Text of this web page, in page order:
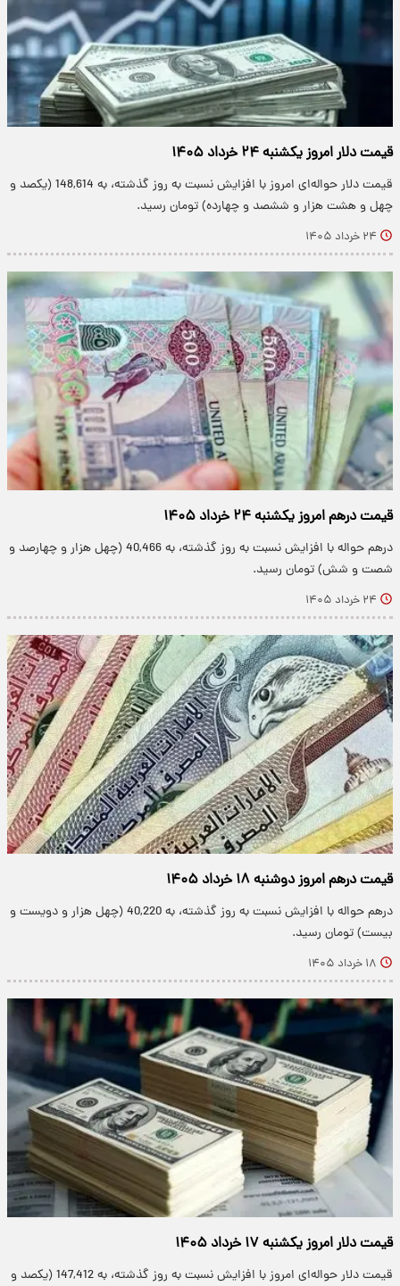
قیمت دلار امروز یکشنبه ۲۴ خرداد ۱۴۰۵
قیمت دلار حواله‌ای امروز با افزایش نسبت به روز گذشته، به 148,614 (یکصد و
چهل و هشت هزار و ششصد و چهارده) تومان رسید.
۲۴ خرداد ۱۴۰۵
قیمت درهم امروز یکشنبه ۲۴ خرداد ۱۴۰۵
درهم حواله با افزایش نسبت به روز گذشته، به 40,466 (چهل هزار و چهارصد و
شصت و شش) تومان رسید.
۲۴ خرداد ۱۴۰۵
قیمت درهم امروز دوشنبه ۱۸ خرداد ۱۴۰۵
درهم حواله با افزایش نسبت به روز گذشته، به 40,220 (چهل هزار و دویست و
بیست) تومان رسید.
۱۸ خرداد ۱۴۰۵
قیمت دلار امروز یکشنبه ۱۷ خرداد ۱۴۰۵
قیمت دلار حواله‌ای امروز با افزایش نسبت به روز گذشته، به 147,412 (یکصد و